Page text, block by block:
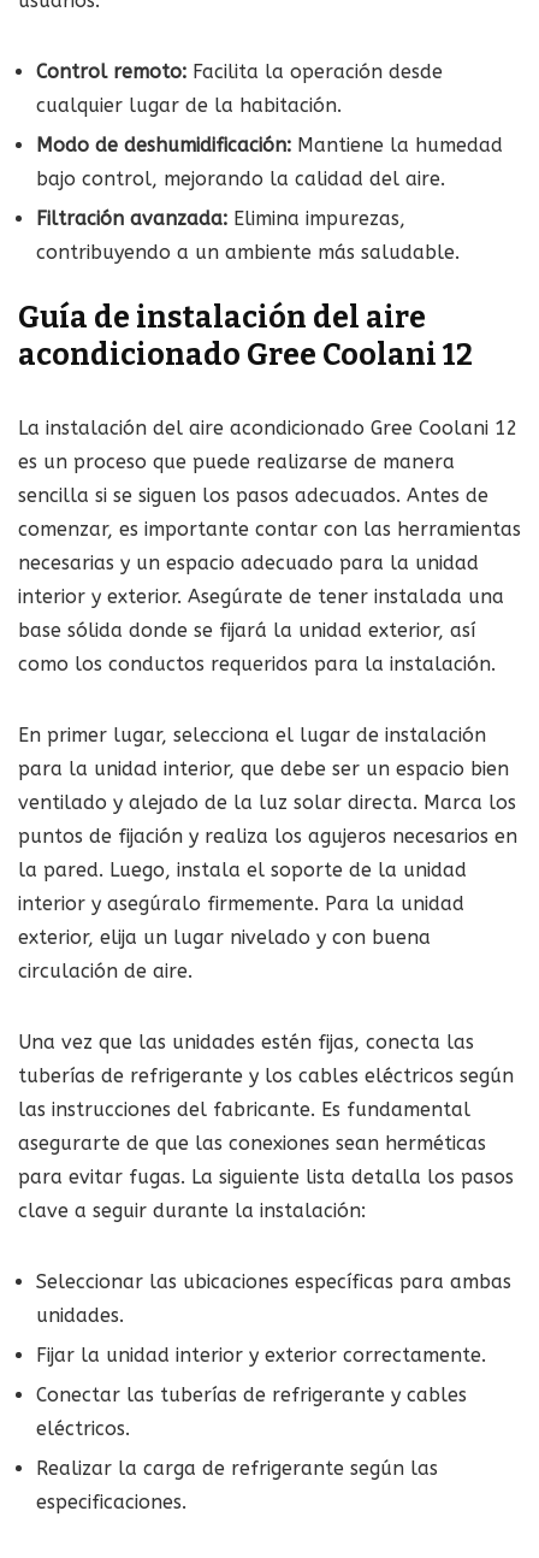
Control remoto: Facilita la operación desde
cualquier lugar de la habitación.
Modo de deshumidificación: Mantiene la humedad
bajo control, mejorando la calidad del aire.
Filtración avanzada: Elimina impurezas,
contribuyendo a un ambiente más saludable.
Guía de instalación del aire
acondicionado Gree Coolani 12
La instalación del aire acondicionado Gree Coolani 12
es un proceso que puede realizarse de manera
sencilla si se siguen los pasos adecuados. Antes de
comenzar, es importante contar con las herramientas
necesarias y un espacio adecuado para la unidad
interior y exterior. Asegúrate de tener instalada una
base sólida donde se fijará la unidad exterior, así
como los conductos requeridos para la instalación.
En primer lugar, selecciona el lugar de instalación
para la unidad interior, que debe ser un espacio bien
ventilado y alejado de la luz solar directa. Marca los
puntos de fijación y realiza los agujeros necesarios en
la pared. Luego, instala el soporte de la unidad
interior y asegúralo firmemente. Para la unidad
exterior, elija un lugar nivelado y con buena
circulación de aire.
Una vez que las unidades estén fijas, conecta las
tuberías de refrigerante y los cables eléctricos según
las instrucciones del fabricante. Es fundamental
asegurarte de que las conexiones sean herméticas
para evitar fugas. La siguiente lista detalla los pasos
clave a seguir durante la instalación:
Seleccionar las ubicaciones específicas para ambas
unidades.
Fijar la unidad interior y exterior correctamente.
Conectar las tuberías de refrigerante y cables
eléctricos.
Realizar la carga de refrigerante según las
especificaciones.